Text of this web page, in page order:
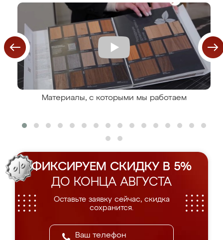
Материалы, с которыми мы работаем
ФИКСИРУЕМ СКИДКУ В 5%
ДО КОНЦА АВГУСТА
Оставьте заявку сейчас, скидка
сохранится.